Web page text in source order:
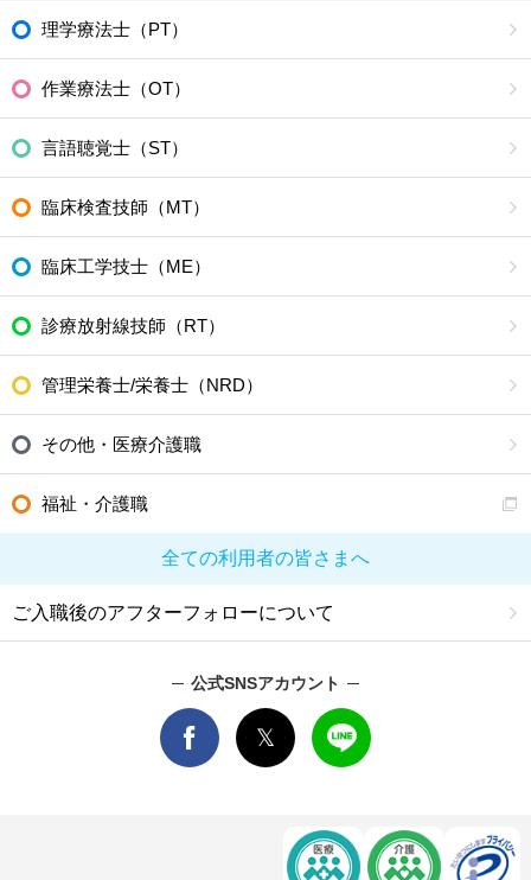
理学療法士（PT）
作業療法士（OT）
言語聴覚士（ST）
臨床検査技師（MT）
臨床工学技士（ME）
診療放射線技師（RT）
管理栄養士/栄養士（NRD）
その他・医療介護職
福祉・介護職
全ての利用者の皆さまへ
ご入職後のアフターフォローについて
公式SNSアカウント